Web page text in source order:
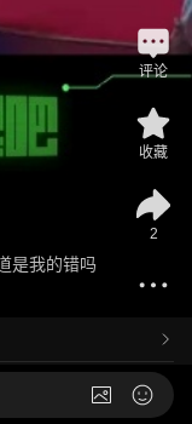
是我的错吗
评论
收藏
2